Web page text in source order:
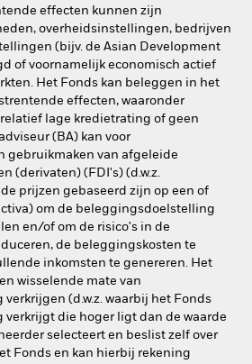
effecten kunnen zijn
overheidsinstellingen, bedrijven
(bijv. de Asian Development
of voornamelijk economisch actief
Het Fonds kan beleggen in het
effecten, waaronder
lage kredietrating of geen
(BA) kan voor
gebruikmaken van afgeleide
(derivaten) (FDI's) (d.w.z.
prijzen gebaseerd zijn op een of
om de beleggingsdoelstelling
en/of om de risico's in de
de beleggingskosten te
inkomsten te genereren. Het
wisselende mate van
(d.w.z. waarbij het Fonds
die hoger ligt dan de waarde
selecteert en beslist zelf over
Fonds en kan hierbij rekening